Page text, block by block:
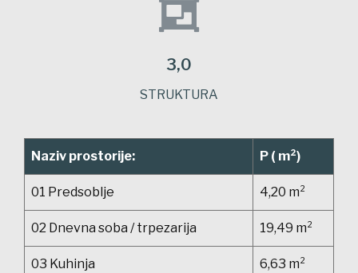
3,0
STRUKTURA
Naziv prostorije: P ( m²)
01 Predsoblje 4,20 m²
02 Dnevna soba / trpezarija 19,49 m²
03 Kuhinja 6,63 m²